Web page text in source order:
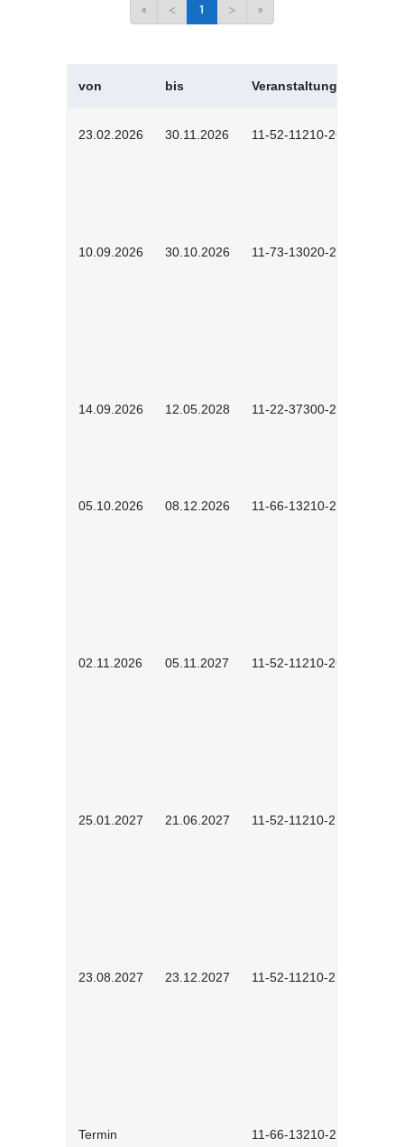
« < 1 > »
von bis Veranstaltungskürzel
23.02.2026 30.11.2026 11-52-11210-2602
10.09.2026 30.10.2026 11-73-13020-2601
14.09.2026 12.05.2028 11-22-37300-2604
05.10.2026 08.12.2026 11-66-13210-2602
02.11.2026 05.11.2027 11-52-11210-2604
25.01.2027 21.06.2027 11-52-11210-2701
23.08.2027 23.12.2027 11-52-11210-2702
Termin
11-66-13210-2701